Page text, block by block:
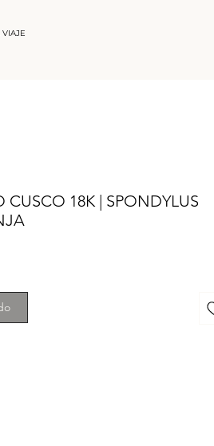
VIAJE
CUSCO 18K | SPONDYLUS